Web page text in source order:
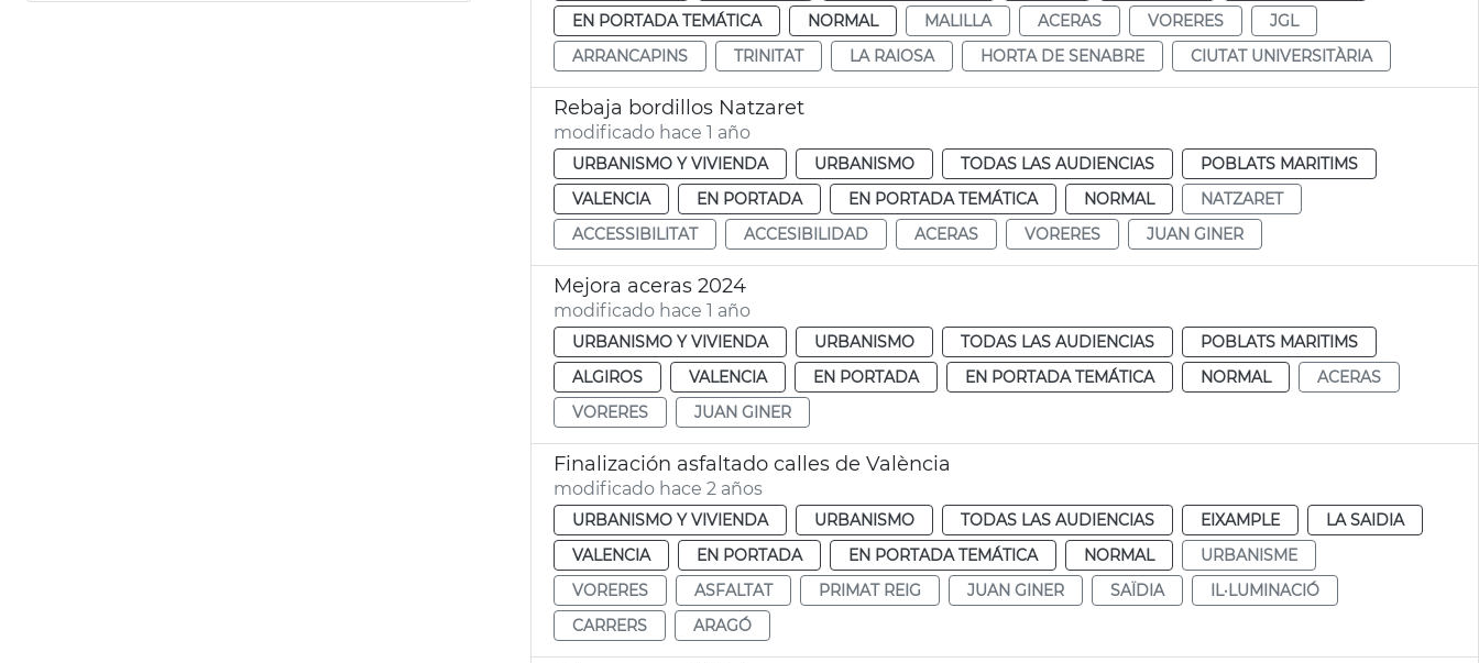
EN PORTADA TEMÁTICA
NORMAL MALILLA ACERAS VORERES
JGL
ARRANCAPINS
TRINITAT LA RAIOSA HORTA DE SENABRE CIUTAT UNIVERSITÀRIA
Rebaja bordillos Natzaret
modificado hace 1 año
URBANISMO Y VIVIENDA URBANISMO TODAS LAS AUDIENCIAS
POBLATS MARITIMS
VALENCIA
EN PORTADA EN PORTADA TEMÁTICA NORMAL
NATZARET
ACCESSIBILITAT
ACCESIBILIDAD ACERAS VORERES JUAN GINER
Mejora aceras 2024
modificado hace 1 año
URBANISMO Y VIVIENDA URBANISMO TODAS LAS AUDIENCIAS
POBLATS MARITIMS
ALGIROS
VALENCIA EN PORTADA EN PORTADA TEMÁTICA NORMAL
ACERAS
VORERES
JUAN GINER
Finalización asfaltado calles de València
modificado hace 2 años
URBANISMO Y VIVIENDA URBANISMO TODAS LAS AUDIENCIAS EIXAMPLE
LA SAIDIA
VALENCIA
EN PORTADA EN PORTADA TEMÁTICA NORMAL
URBANISME
VORERES
ASFALTAT PRIMAT REIG JUAN GINER SAÏDIA
IL·LUMINACIÓ
CARRERS
ARAGÓ